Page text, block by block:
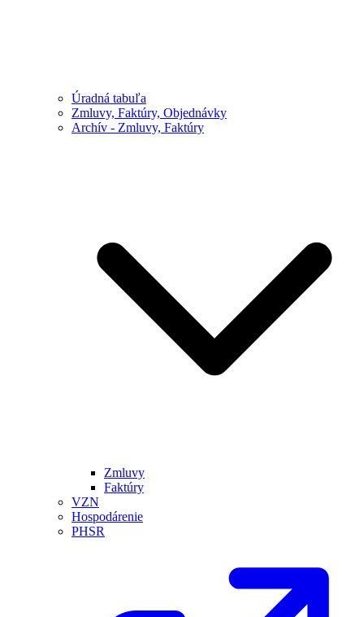
Úradná tabuľa
Zmluvy, Faktúry, Objednávky
Archív - Zmluvy, Faktúry
Zmluvy
Faktúry
VZN
Hospodárenie
PHSR